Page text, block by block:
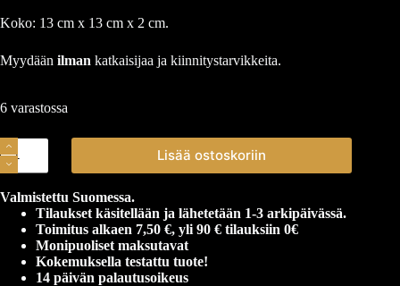
Koko: 13 cm x 13 cm x 2 cm.
Myydään ilman katkaisijaa ja kiinnitystarvikkeita.
6 varastossa
Lisää ostoskoriin
Valmistettu Suomessa.
Tilaukset käsitellään ja lähetetään 1-3 arkipäivässä.
Toimitus alkaen 7,50 €, yli 90 € tilauksiin 0€
Monipuoliset maksutavat
Kokemuksella testattu tuote!
14 päivän palautusoikeus